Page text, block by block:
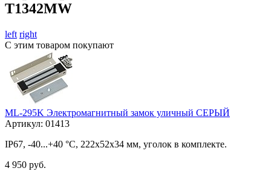
T1342MW
left right
С этим товаром покупают
ML-295K Электромагнитный замок уличный СЕРЫЙ
Артикул: 01413
IP67, -40...+40 °С, 222x52x34 мм, уголок в комплекте.
4 950 руб.